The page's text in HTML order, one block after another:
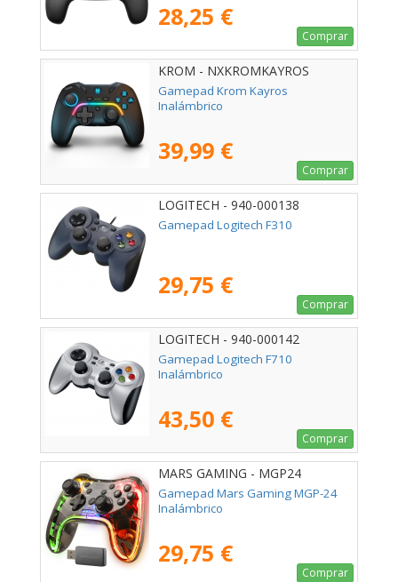
28,25 €
Comprar
KROM - NXKROMKAYROS
Gamepad Krom Kayros
Inalámbrico
39,99 €
Comprar
LOGITECH - 940-000138
Gamepad Logitech F310
29,75 €
Comprar
LOGITECH - 940-000142
Gamepad Logitech F710
Inalámbrico
43,50 €
Comprar
MARS GAMING - MGP24
Gamepad Mars Gaming MGP-24
Inalámbrico
29,75 €
Comprar